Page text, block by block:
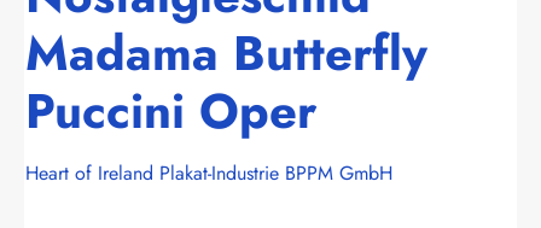
Madama Butterfly
Puccini Oper
Heart of Ireland Plakat-Industrie BPPM GmbH